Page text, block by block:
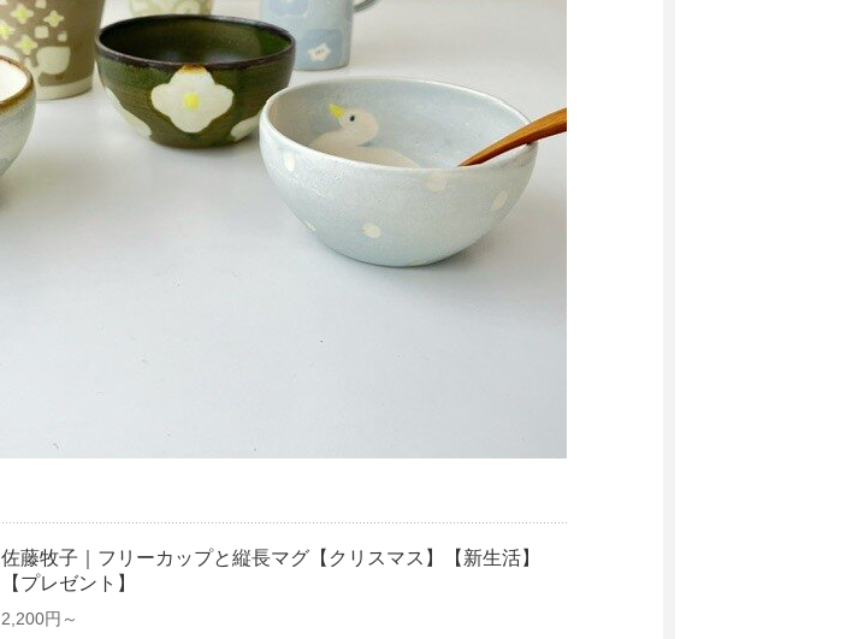
佐藤牧子｜フリーカップと縦長マグ【クリスマス】【新生活】
【プレゼント】
2,200円～